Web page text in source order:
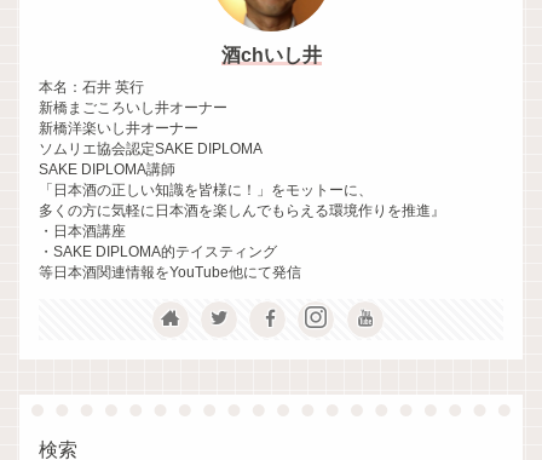
酒chいし井
本名：石井 英行
新橋まごころいし井オーナー
新橋洋楽いし井オーナー
ソムリエ協会認定SAKE DIPLOMA
SAKE DIPLOMA講師
「日本酒の正しい知識を皆様に！」をモットーに、
多くの方に気軽に日本酒を楽しんでもらえる環境作りを推進』
・日本酒講座
・SAKE DIPLOMA的テイスティング
等日本酒関連情報をYouTube他にて発信
検索